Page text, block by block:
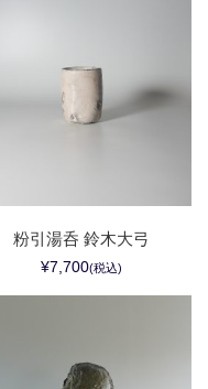
粉引湯呑 鈴木大弓
¥7,700(税込)